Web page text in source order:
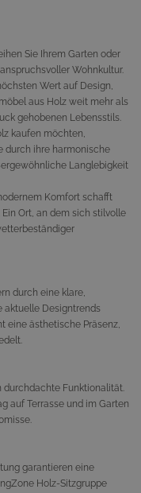
Sie Ihrem Garten oder
Wohnkultur.
Wert auf Design,
aus Holz weit mehr als
gehobenen Lebensstils.
kaufen möchten,
durch ihre harmonische
Langlebigkeit
Komfort schafft
Ort, an dem sich stilvolle
durch eine klare,
aktuelle Designtrends
eine ästhetische Präsenz,
durchdachte Funktionalität.
auf Terrasse und im Garten
garantieren eine
Holz-Sitzgruppe